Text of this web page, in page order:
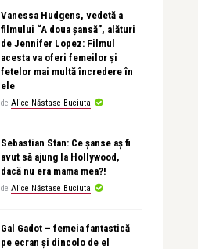
Vanessa Hudgens, vedetă a
filmului “A doua șansă”, alături
de Jennifer Lopez: Filmul
acesta va oferi femeilor și
fetelor mai multă încredere în
ele
de Alice Năstase Buciuta
Sebastian Stan: Ce șanse aș fi
avut să ajung la Hollywood,
dacă nu era mama mea?!
de Alice Năstase Buciuta
Gal Gadot – femeia fantastică
pe ecran și dincolo de el